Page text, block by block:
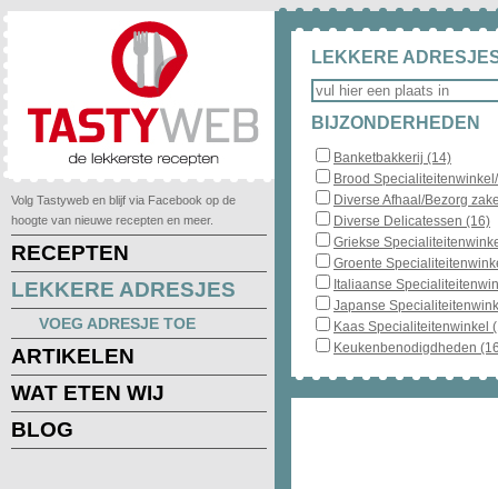
Volg Tastyweb en blijf via Facebook op de
hoogte van nieuwe recepten en meer.
RECEPTEN
LEKKERE ADRESJES
VOEG ADRESJE TOE
ARTIKELEN
WAT ETEN WIJ
BLOG
LEKKERE
BIJZONDERHEDEN
Banketbakkerij (14)
Brood
Diverse Afhaal/Bezorg
Diverse Delicatessen (16)
Griekse
Groente
Italiaanse
Japanse
Kaas Specialiteitenwinkel
Keukenbenodigdheden